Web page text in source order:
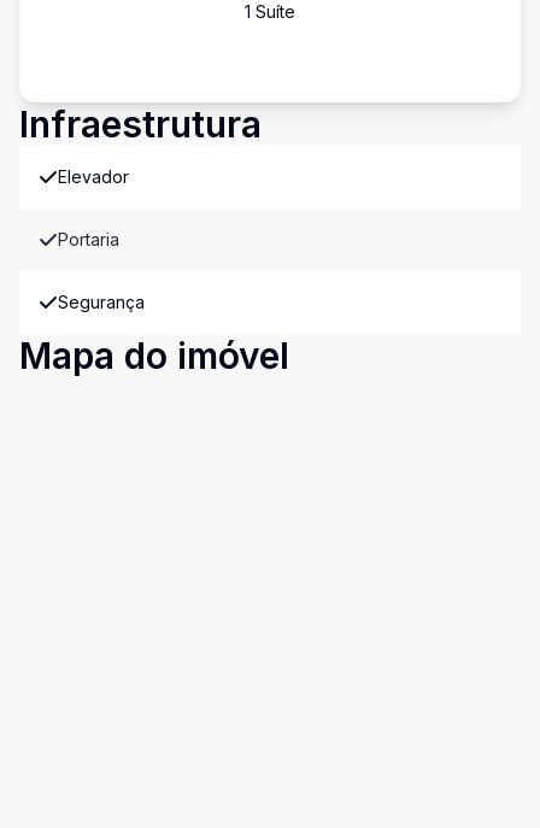
1 Suíte
Infraestrutura
Elevador
Portaria
Segurança
Mapa do imóvel